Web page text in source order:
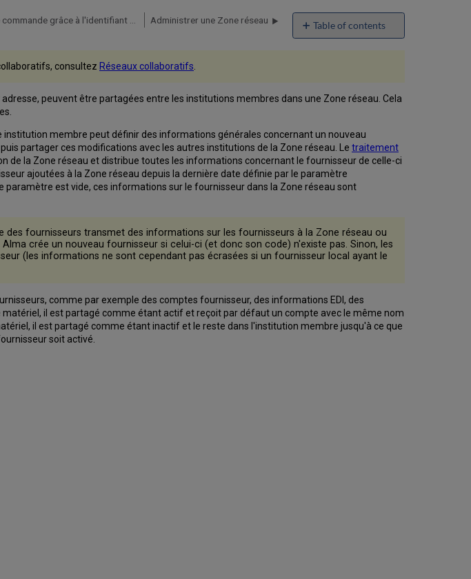
Table of contents
No
Administrer une Zone réseau
consultez Réseaux collaboratifs.
peuvent être partagées entre les institutions membres dans une Zone réseau. Cela
membre peut définir des informations générales concernant un nouveau
partager ces modifications avec les autres institutions de la Zone réseau. Le traitement
de la Zone réseau et distribue toutes les informations concernant le fournisseur de celle-ci
ajoutées à la Zone réseau depuis la dernière date définie par le paramètre
paramètre est vide, ces informations sur le fournisseur dans la Zone réseau sont
fournisseurs transmet des informations sur les fournisseurs à la Zone réseau ou
crée un nouveau fournisseur si celui-ci (et donc son code) n'existe pas. Sinon, les
(les informations ne sont cependant pas écrasées si un fournisseur local ayant le
comme par exemple des comptes fournisseur, des informations EDI, des
il est partagé comme étant actif et reçoit par défaut un compte avec le même nom
il est partagé comme étant inactif et le reste dans l'institution membre jusqu'à ce que
soit activé.